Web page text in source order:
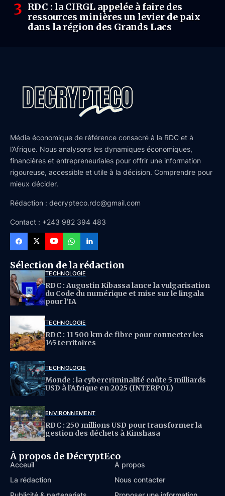
RDC : la CIRGL appelée à faire des
ressources minières un levier de paix
dans la région des Grands Lacs
Média économique de référence consacré à la RDC et à
l’Afrique. Nous analysons les dynamiques économiques,
financières et entrepreneuriales pour offrir une information
rigoureuse, accessible et utile à la décision. Comprendre pour
mieux décider.
Rédaction : decrypteco.rdc@gmail.com
Contact : +243 982 394 483
Sélection de la rédaction
TECHNOLOGIE
RDC : Augustin Kibassa lance la vulgarisation
du Code du numérique et mise sur le lingala
pour l’IA
TECHNOLOGIE
RDC : 11 500 km de fibre pour connecter les
145 territoires
TECHNOLOGIE
Monde : la cybercriminalité coûte 5 milliards
USD à l’Afrique en 2025 (INTERPOL)
ENVIRONNEMENT
RDC : 250 millions USD pour transformer la
gestion des déchets à Kinshasa
À propos de DécryptEco
Acceuil
À propos
La rédaction
Nous contacter